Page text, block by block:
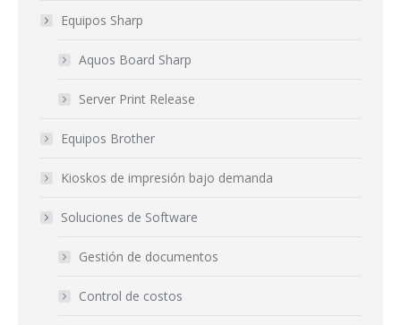
Equipos Sharp
Aquos Board Sharp
Server Print Release
Equipos Brother
Kioskos de impresión bajo demanda
Soluciones de Software
Gestión de documentos
Control de costos